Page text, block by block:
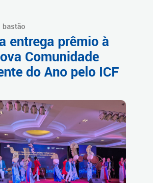
bastão
entrega prêmio à
Comunidade
do Ano pelo ICF